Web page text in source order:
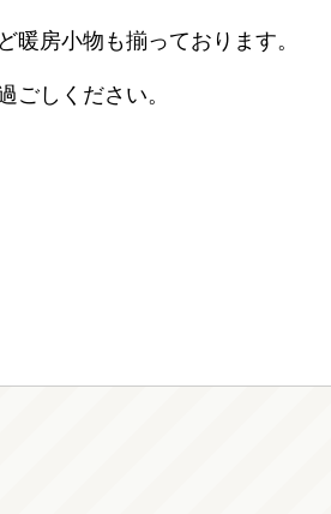
暖房小物も揃っております。
ごしください。